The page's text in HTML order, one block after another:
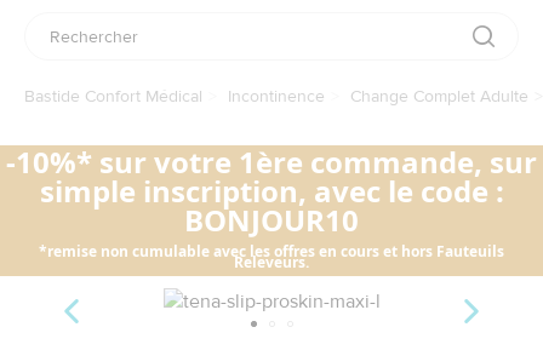
Bastide Confort Médical Incontinence Change Complet Adulte
-10%* sur votre 1ère commande, sur
simple inscription, avec le code :
BONJOUR10
*remise non cumulable avec les offres en cours et hors Fauteuils
Releveurs.